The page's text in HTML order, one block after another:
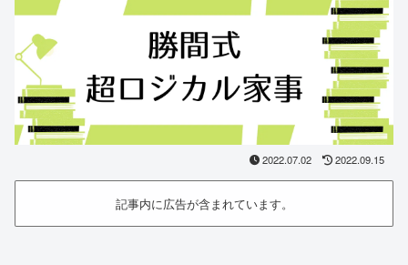
2022.07.02 2022.09.15
記事内に広告が含まれています。